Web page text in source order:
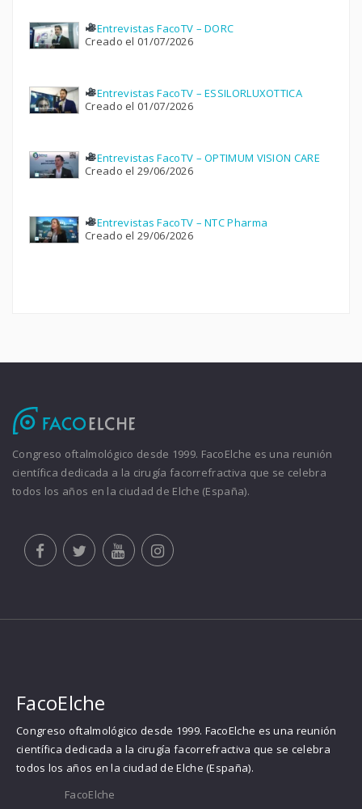
Entrevistas FacoTV – DORC
Creado el 01/07/2026
Entrevistas FacoTV – ESSILORLUXOTTICA
Creado el 01/07/2026
Entrevistas FacoTV – OPTIMUM VISION CARE
Creado el 29/06/2026
Entrevistas FacoTV – NTC Pharma
Creado el 29/06/2026
Congreso oftalmológico desde 1999. FacoElche es una reunión
científica dedicada a la cirugía facorrefractiva que se celebra
todos los años en la ciudad de Elche (España).
FacoElche
Congreso oftalmológico desde 1999. FacoElche es una reunión
científica dedicada a la cirugía facorrefractiva que se celebra
todos los años en la ciudad de Elche (España).
FacoElche